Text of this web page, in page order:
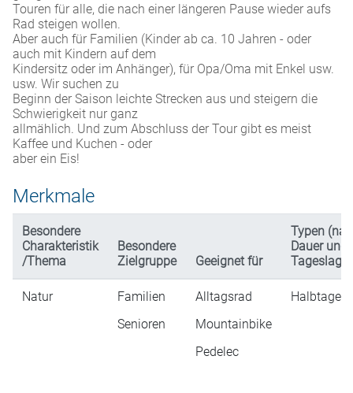
Touren für alle, die nach einer längeren Pause wieder aufs
Rad steigen wollen.
Aber auch für Familien (Kinder ab ca. 10 Jahren - oder
auch mit Kindern auf dem
Kindersitz oder im Anhänger), für Opa/Oma mit Enkel usw.
usw. Wir suchen zu
Beginn der Saison leichte Strecken aus und steigern die
Schwierigkeit nur ganz
allmählich. Und zum Abschluss der Tour gibt es meist
Kaffee und Kuchen - oder
aber ein Eis!
Merkmale
Besondere
Charakteristik
/Thema
Besondere
Zielgruppe
Geeignet für
Typen
Dauer und
Tageslage)
Natur
Familien
Senioren
Alltagsrad
Mountainbike
Pedelec